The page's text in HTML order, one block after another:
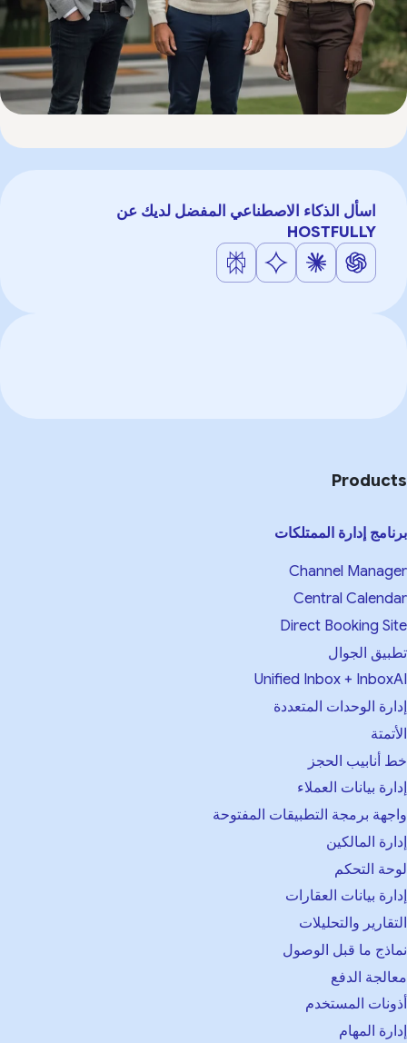
اسأل الذكاء الاصطناعي المفضل لديك عن
HOSTFULLY
إدارة الممتلكات
Channel
Central
Direct Booking
الجوال
Unified Inbox +
الوحدات المتعددة
أنابيب الحجز
بيانات العملاء
برمجة التطبيقات المفتوحة
المالكين
التحكم
بيانات العقارات
والتحليلات
ما قبل الوصول
الدفع
المستخدم
المهام